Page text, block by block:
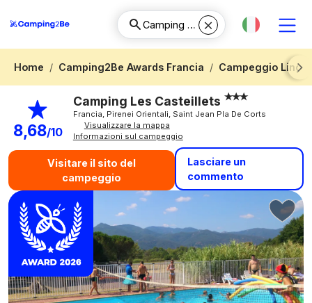
Home Camping2Be Awards Francia
Campeggio
Next
8,68/10
Camping Les Casteillets
Francia, Pirenei Orientali, Saint Jean Pla De Corts
Visualizzare la mappa
Informazioni sul campeggio
Visitare il sito del
campeggio
Lasciare un
commento